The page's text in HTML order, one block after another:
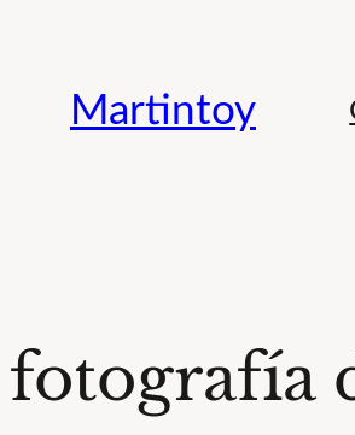
contenido
Martintoy
fotografía